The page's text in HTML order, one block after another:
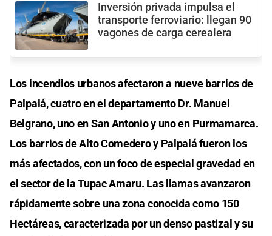
Inversión privada impulsa el
transporte ferroviario: llegan 90
vagones de carga cerealera
Los incendios urbanos afectaron a nueve barrios de
Palpalá, cuatro en el departamento Dr. Manuel
Belgrano, uno en San Antonio y uno en Purmamarca.
Los barrios de Alto Comedero y Palpalá fueron los
más afectados, con un foco de especial gravedad en
el sector de la Tupac Amaru. Las llamas avanzaron
rápidamente sobre una zona conocida como 150
Hectáreas, caracterizada por un denso pastizal y su